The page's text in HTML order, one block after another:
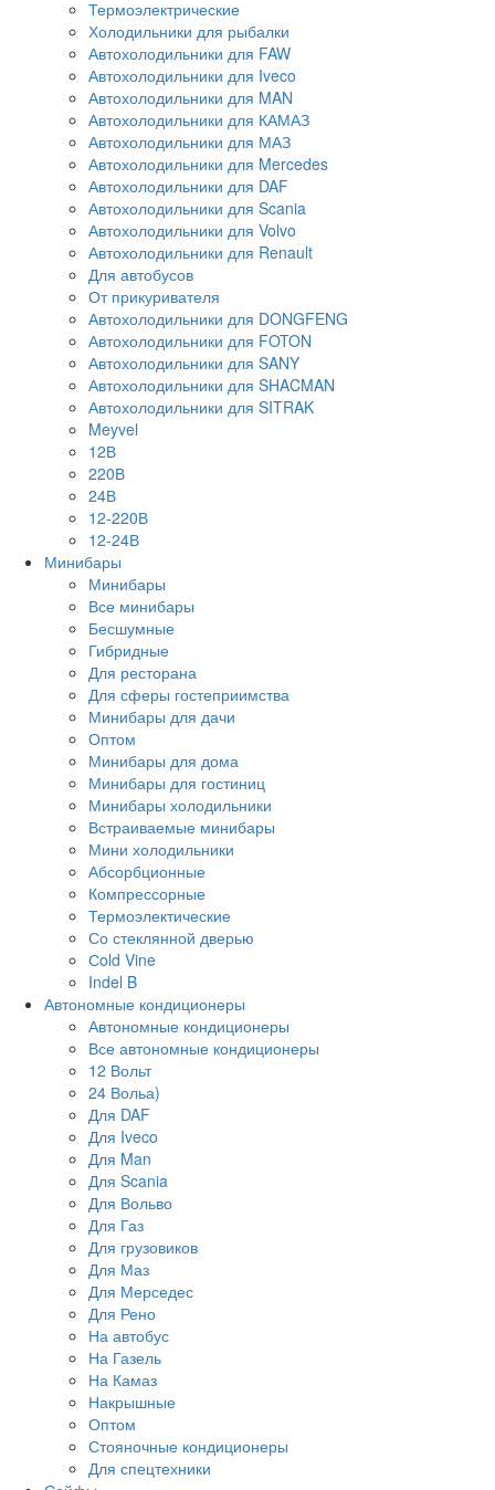
Термоэлектрические
Холодильники для рыбалки
Автохолодильники для FAW
Автохолодильники для Iveco
Автохолодильники для MAN
Автохолодильники для КАМАЗ
Автохолодильники для МАЗ
Автохолодильники для Mercedes
Автохолодильники для DAF
Автохолодильники для Scania
Автохолодильники для Volvo
Автохолодильники для Renault
Для автобусов
От прикуривателя
Автохолодильники для DONGFENG
Автохолодильники для FOTON
Автохолодильники для SANY
Автохолодильники для SHACMAN
Автохолодильники для SITRAK
Meyvel
12В
220В
24В
12-220В
12-24В
Минибары
Минибары
Все минибары
Бесшумные
Гибридные
Для ресторана
Для сферы гостеприимства
Минибары для дачи
Оптом
Минибары для дома
Минибары для гостиниц
Минибары холодильники
Встраиваемые минибары
Мини холодильники
Абсорбционные
Компрессорные
Термоэлектические
Со стеклянной дверью
Сold Vine
Indel B
Автономные кондиционеры
Автономные кондиционеры
Все автономные кондиционеры
12 Вольт
24 Вольа)
Для DAF
Для Iveco
Для Man
Для Scania
Для Вольво
Для Газ
Для грузовиков
Для Маз
Для Мерседес
Для Рено
На автобус
На Газель
На Камаз
Накрышные
Оптом
Стояночные кондиционеры
Для спецтехники